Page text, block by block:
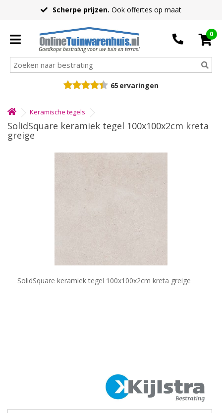
Scherpe prijzen. Ook offertes op maat
Goedkope bestrating voor uw tuin en terras!
0
65 ervaringen
Keramische tegels
SolidSquare keramiek tegel 100x100x2cm kreta
greige
SolidSquare keramiek tegel 100x100x2cm kreta greige